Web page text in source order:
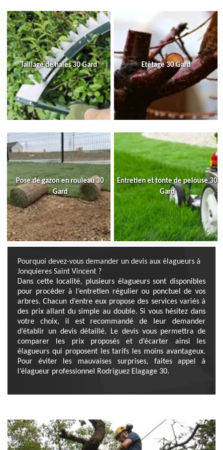
Taillage de haies 30 Gard Etêtage 30 Gard
Pose de gazon en rouleau 30
Gard
Entretien et tonte de pelouse 30
Gard
Pourquoi devez-vous demander un devis aux élagueurs à
Jonquieres Saint Vincent ?
Dans cette localité, plusieurs élagueurs sont disponibles
pour procéder à l’entretien régulier ou ponctuel de vos
arbres. Chacun d’entre eux propose des services variés à
des prix allant du simple au double. Si vous hésitez dans
votre choix, il est recommandé de leur demander
d’établir un devis détaillé. Le devis vous permettra de
comparer les prix proposés et d’écarter ainsi les
élagueurs qui proposent les tarifs les moins avantageux.
Pour éviter les mauvaises surprises, faites appel à
l’élagueur professionnel Rodriguez Elagage 30.